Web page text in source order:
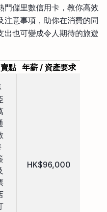
門儲里數信用卡，教你高效
注意事項，助你在消費的同
出也可變成令人期待的旅遊
點 年薪 / 資產要求
HK$96,000